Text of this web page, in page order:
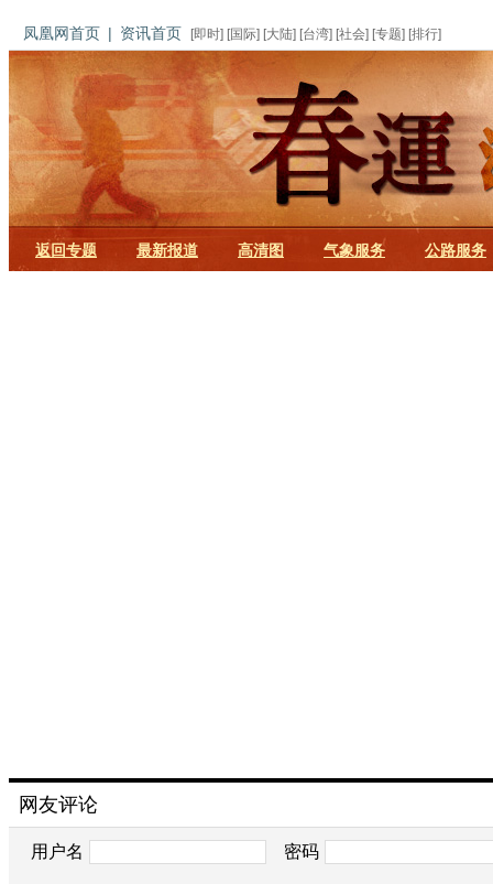
凤凰网首页 | 资讯首页 [即时] [国际] [大陆] [台湾] [社会] [专题] [排行]
返回专题 最新报道 高清图 气象服务 公路服务
网友评论
用户名 密码